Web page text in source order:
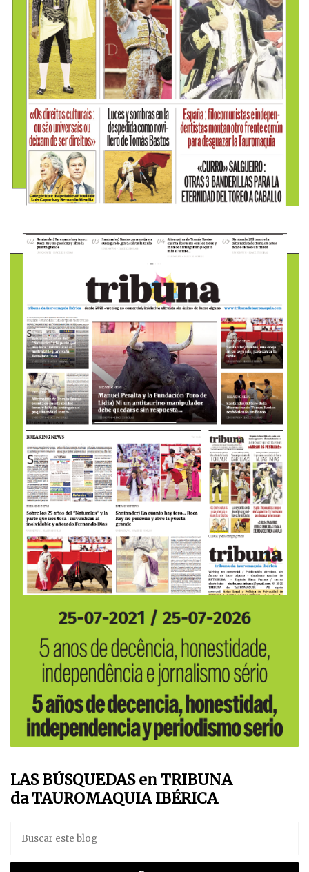
LAS BÚSQUEDAS en TRIBUNA
da TAUROMAQUIA IBÉRICA